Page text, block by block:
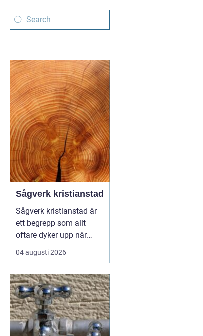
Sågverk kristianstad
Sågverk kristianstad är
ett begrepp som allt
oftare dyker upp när
husbyggare, snickare
och markägare söker
trävaror i nordöstra
skåne. Områdets långa
tradition av skogsbruk
och hantverk har skapat
en stark bas för sågverk
04 augusti 2026